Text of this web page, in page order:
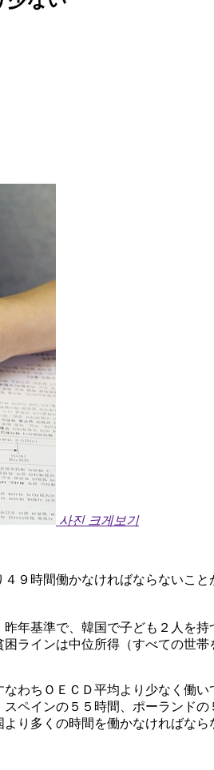
사진 크게보기
９時間働かなければならないこ
年基準で、韓国で子ども２人を
ラインは中位所得（すべての世
わちＯＥＣＤ平均より少なく働
ペインの５５時間、ポーランド
り多くの時間を働かなければなら